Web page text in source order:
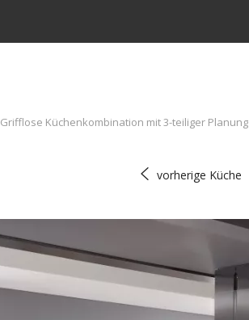
Grifflose Küchenkombination mit 3-teiliger Planung
vorherige Küche